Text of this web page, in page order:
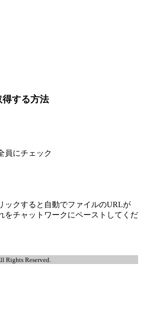
する方法
員にチェック
ックすると自動でファイルのURLが
をチャットワークにペーストしてくだ
Rights Reserved.